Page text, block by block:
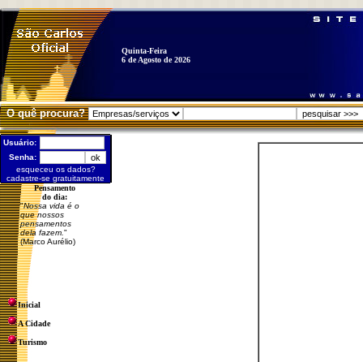
Quinta-Feira
6 de Agosto de 2026
O quê procura?
Usuário:
Senha:
esqueceu os dados?
cadastre-se gratuitamente
Pensamento
do dia:
"Nossa vida é o
que nossos
pensamentos
dela fazem. "
(Marco Aurélio)
Inicial
A Cidade
Turismo